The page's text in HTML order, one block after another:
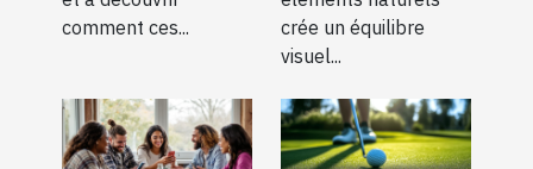
comment ces...
crée un équilibre
visuel...